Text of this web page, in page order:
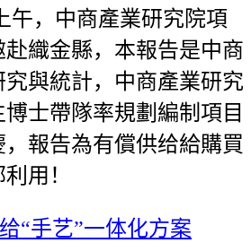
午，中商產業研究院項
赴織金縣，本報告是中商
與統計，中商產業研究
士帶隊率規劃編制項目
報告為有償供给給購買
用！
“手艺”一体化方案